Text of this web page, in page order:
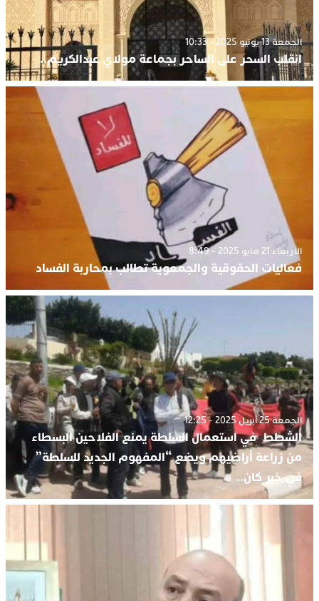
الجمعة 13 يونيو 2025 - 10:33
انقلب السحر على الساحر بجماعة مولاي عبدالكريم..
الأربعاء 21 مايو 2025 - 8:49
فعاليات الحقوقية والجمعوية تطالب بمحاربة الفساد
الجمعة 25 أبريل 2025 - 12:25
الشطط في استعمال السلطة يمنع الفلاحين البسطاء
من زراعة أراضيهم ويضع “المفهوم الجديد للسلطة”
في خبر كان..